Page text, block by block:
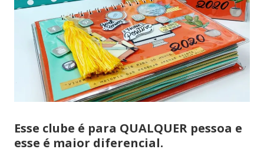
Esse clube é para QUALQUER pessoa e
esse é maior diferencial.